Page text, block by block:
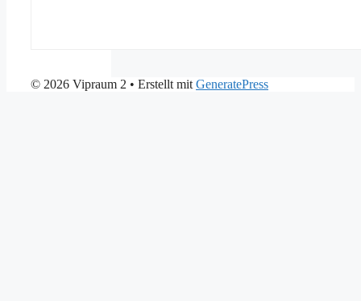
© 2026 Vipraum 2 • Erstellt mit GeneratePress